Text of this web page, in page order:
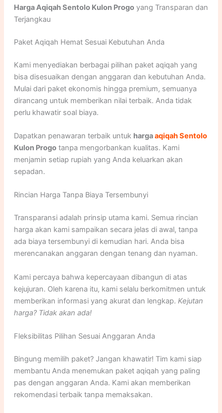
Harga Aqiqah Sentolo Kulon Progoyang Transparan dan
Terjangkau
Paket Aqiqah Hemat Sesuai Kebutuhan Anda
Kami menyediakan berbagai pilihan paket aqiqah yang
bisa disesuaikan dengan anggaran dan kebutuhan Anda.
Mulai dari paket ekonomis hingga premium, semuanya
dirancang untuk memberikan nilai terbaik. Anda tidak
perlu khawatir soal biaya.
Dapatkan penawaran terbaik untuk hargaaqiqah Sentolo
Kulon Progotanpa mengorbankan kualitas. Kami
menjamin setiap rupiah yang Anda keluarkan akan
sepadan.
Rincian Harga Tanpa Biaya Tersembunyi
Transparansi adalah prinsip utama kami. Semua rincian
harga akan kami sampaikan secara jelas di awal, tanpa
ada biaya tersembunyi di kemudian hari. Anda bisa
merencanakan anggaran dengan tenang dan nyaman.
Kami percaya bahwa kepercayaan dibangun di atas
kejujuran. Oleh karena itu, kami selalu berkomitmen untuk
memberikan informasi yang akurat dan lengkap. Kejutan
harga? Tidak akan ada!
Fleksibilitas Pilihan Sesuai Anggaran Anda
Bingung memilih paket? Jangan khawatir! Tim kami siap
membantu Anda menemukan paket aqiqah yang paling
pas dengan anggaran Anda. Kami akan memberikan
rekomendasi terbaik tanpa memaksakan.